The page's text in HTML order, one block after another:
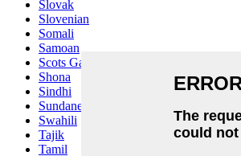
Slovak
Slovenian
Somali
Samoan
Scots Gaelic
Shona
Sindhi
Sundanese
Swahili
Tajik
Tamil